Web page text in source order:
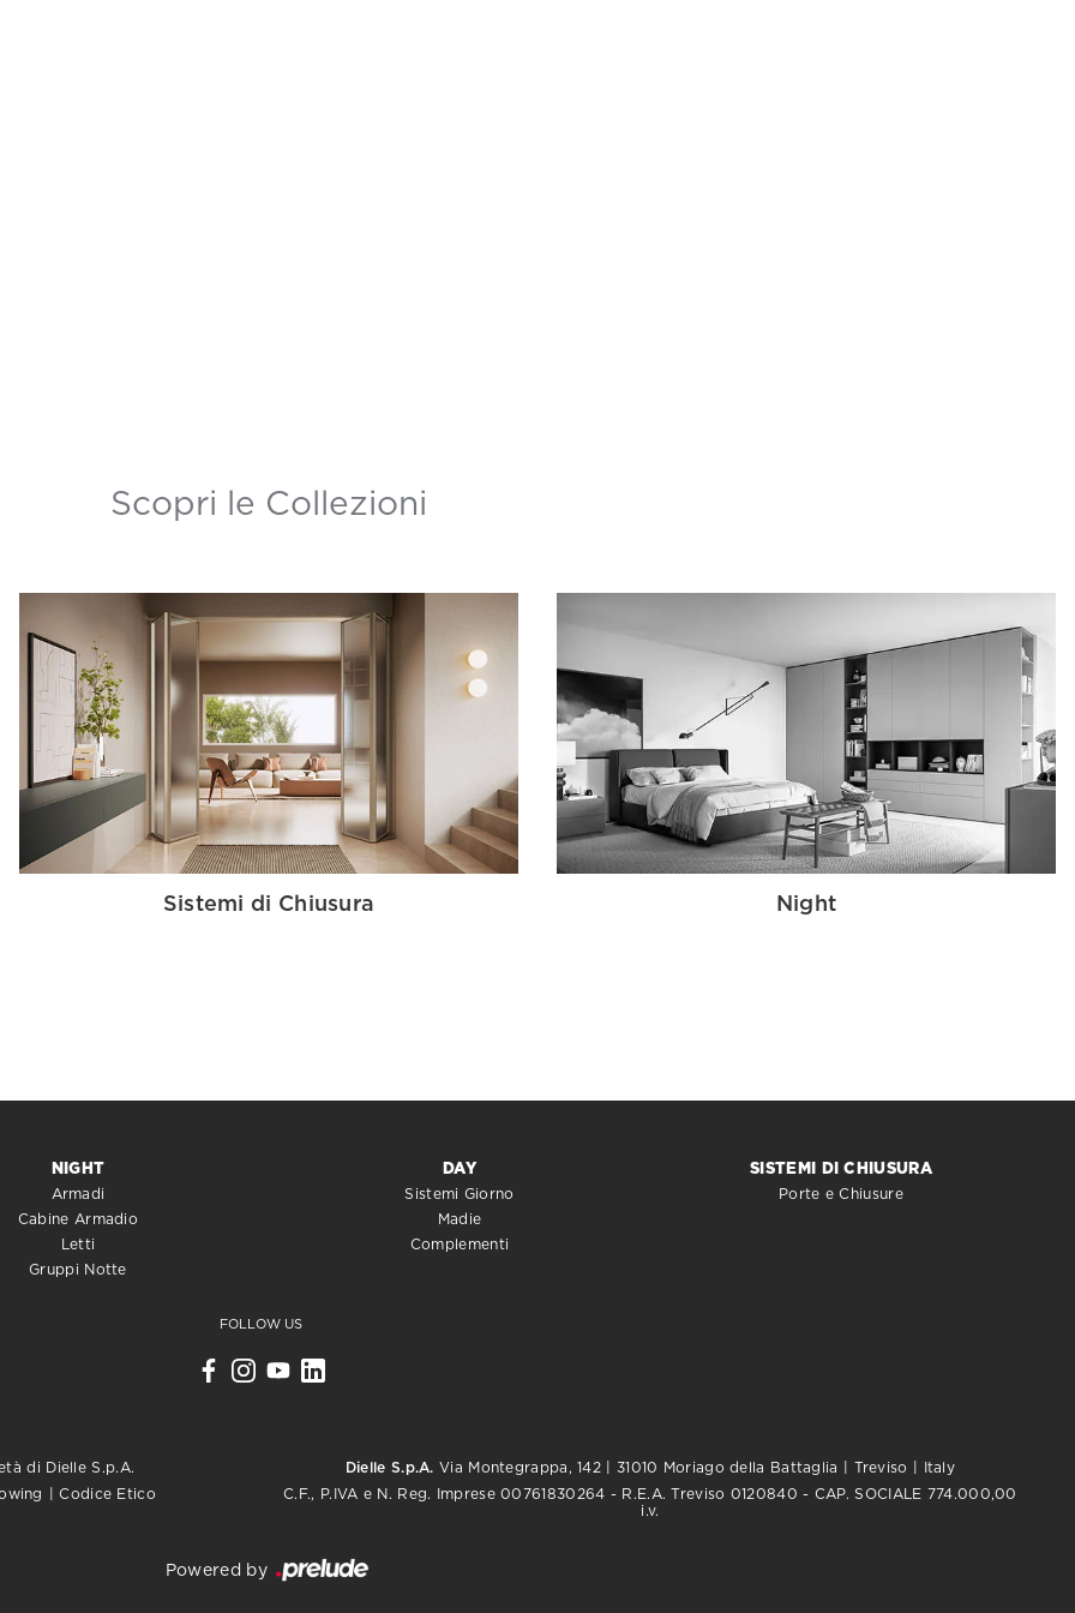
Scopri le Collezioni
Sistemi di Chiusura Night
NIGHT
Armadi
Cabine Armadio
Letti
Gruppi Notte
DAY
Sistemi Giorno
Madie
Complementi
SISTEMI DI CHIUSURA
Porte e Chiusure
FOLLOW US
di Dielle S.p.A.
|Codice Etico
Dielle S.p.A. Via Montegrappa, 142 | 31010 Moriago della Battaglia | Treviso | Italy
C.F., P.IVA e N. Reg. Imprese 00761830264 - R.E.A. Treviso 0120840 - CAP. SOCIALE 774.000,00
i.v.
Powered by